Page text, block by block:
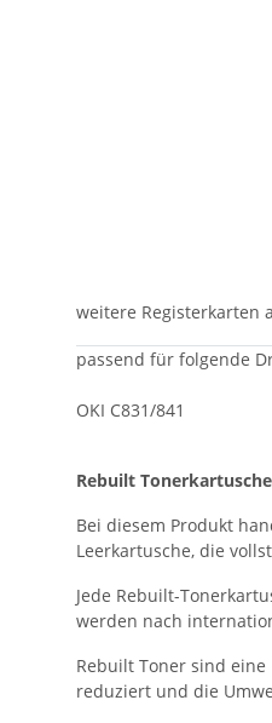
weitere Registerkarten
passend für folgende
OKI C831/841
Rebuilt
Bei diesem Produkt
Leerkartusche, die
Jede Rebuilt-
werden nach
Rebuilt Toner sind
reduziert und die